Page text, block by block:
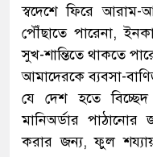
স্বদেশে ফিরে আরাম-
পৌঁছাতে পারেনা,
সুখ-শান্তিতে থাকতে
আমাদেরকে ব্যবসা-
যে দেশ হতে
মানিঅর্ডার
করার জন্য, ফুল